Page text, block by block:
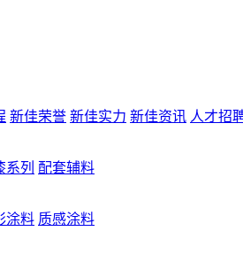
新佳荣誉 新佳实力 新佳资讯 人才招
系列 配套辅料
涂料 质感涂料